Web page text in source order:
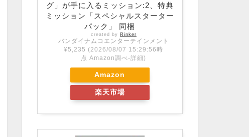
グ」が手に入るミッション:2、特典
ミッション「スペシャルスターター
パック」 同梱
created by Rinker
バンダイナムコエンターテインメント
¥5,235 (2026/08/07 15:29:56時
点 Amazon調べ-詳細)
Amazon
楽天市場